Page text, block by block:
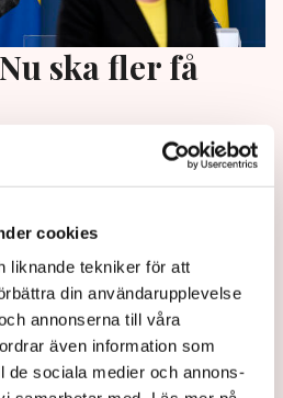
cookies
liknande tekniker för att
din användarupplevelse
annonserna till våra
även information som
de sociala medier och annons-
ska fler få
de som bor i särskilt boende
få en tredje dos vaccin mot